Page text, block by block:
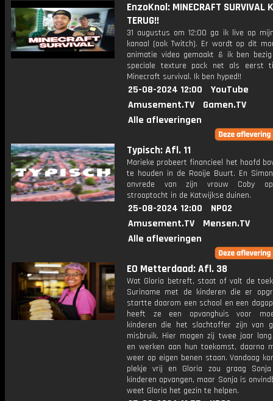
EnzoKnol: MINECRAFT SURVIVAL
TERUG!!
31 augustus om 12:00 ga ik live op
kanaal (ook Twitch). Er wordt op dit
animatie video gemaakt & ik ben
speciale texture pack net als eerst
Minecraft survival. Ik ben hyped!!
25-08-2024 12:00
YouTube
Amusement.TV
Gamen.TV
Alle afleveringen
Typisch: Afl. 11
Marieke probeert financieel het hoofd
te houden in de Rooije Buurt. En
onvrede van zijn vrouw Coby
strooptocht in de Katwijkse duinen.
25-08-2024 12:00
NPO2
Amusement.TV
Mensen.TV
Alle afleveringen
EO Metterdaad: Afl. 38
Wat Gloria betreft, staat of valt de
Suriname met de kinderen die er
startte daarom een school en een
heeft ze een opvanghuis voor
kinderen die het slachtoffer zijn van
misbruik. Hier mogen zij twee jaar
en werken aan hun toekomst, daarna
weer op eigen benen staan. Vandaag
plekje vrij en Gloria zou graag
kinderen opvangen, maar Sonja is
weet Gloria het gezin te helpen.